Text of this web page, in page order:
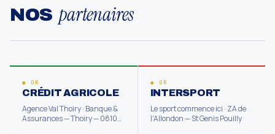
NOS partenaires
● OR
CRÉDIT AGRICOLE
Agence Val Thoiry · Banque &
Assurances — Thoiry — 0810
● OR
INTERSPORT
Le sport commence ici · ZA de
l'Allondon — St Genis Pouilly